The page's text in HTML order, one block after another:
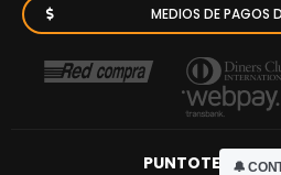
MEDIOS DE PAGOS
🔔